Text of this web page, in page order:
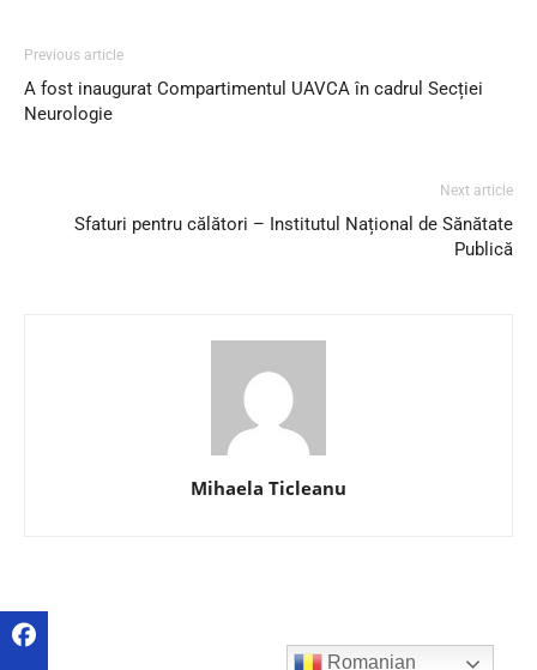
Previous article
A fost inaugurat Compartimentul UAVCA în cadrul Secției
Neurologie
Next article
Sfaturi pentru călători – Institutul Național de Sănătate
Publică
Mihaela Ticleanu
Romanian